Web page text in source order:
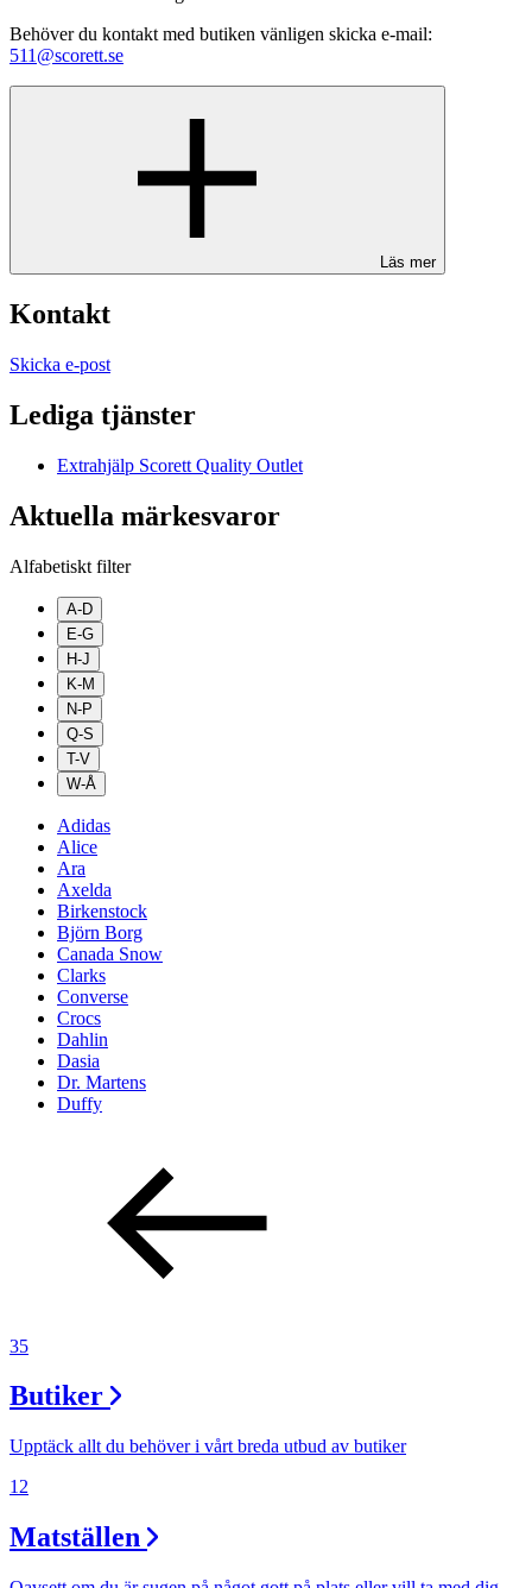
Behöver du kontakt med butiken vänligen skicka e-mail:
511@scorett.se
Läs mer
Kontakt
Skicka e-post
Lediga tjänster
Extrahjälp Scorett Quality Outlet
Aktuella märkesvaror
Alfabetiskt filter
A-D
E-G
H-J
K-M
N-P
Q-S
T-V
W-Å
Adidas
Alice
Ara
Axelda
Birkenstock
Björn Borg
Canada Snow
Clarks
Converse
Crocs
Dahlin
Dasia
Dr. Martens
Duffy
35
Butiker
Upptäck allt du behöver i vårt breda utbud av butiker
12
Matställen